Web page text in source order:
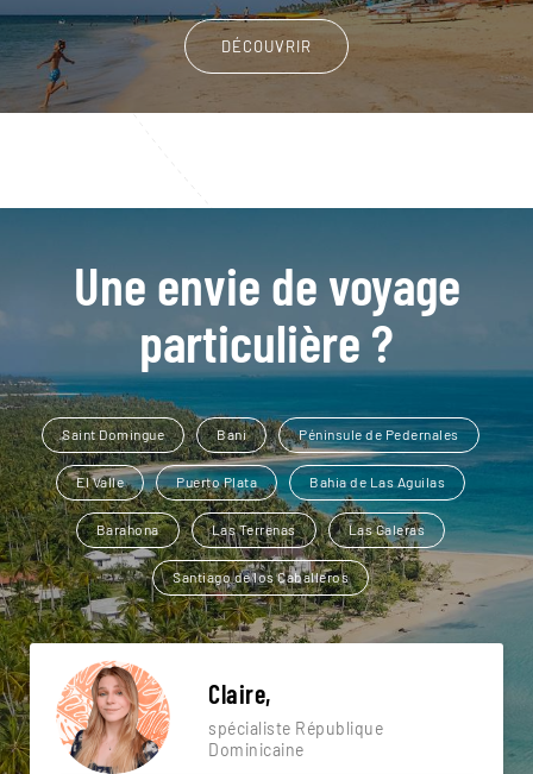
DÉCOUVRIR
Une envie de voyage
particulière ?
Saint Domingue Bani Péninsule de Pedernales
El Valle Puerto Plata Bahia de Las Aguilas
Barahona Las Terrenas Las Galeras
Santiago de los Caballeros
Claire,
spécialiste République
Dominicaine